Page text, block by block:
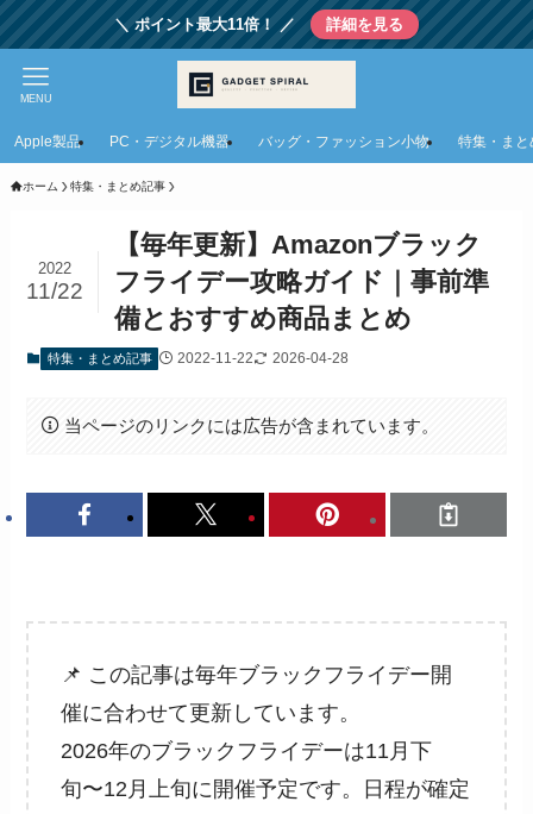
＼ ポイント最大11倍！ ／ 詳細を見る
MENU
Apple製品 PC・デジタル機器 バッグ・ファッション小物 特集・まと
ホーム 特集・まとめ記事
【毎年更新】Amazonブラック
フライデー攻略ガイド｜事前準
備とおすすめ商品まとめ
2022
11/22
特集・まとめ記事 2022-11-22 2026-04-28
当ページのリンクには広告が含まれています。
📌 この記事は毎年ブラックフライデー開
催に合わせて更新しています。
2026年のブラックフライデーは11月下
旬〜12月上旬に開催予定です。日程が確定